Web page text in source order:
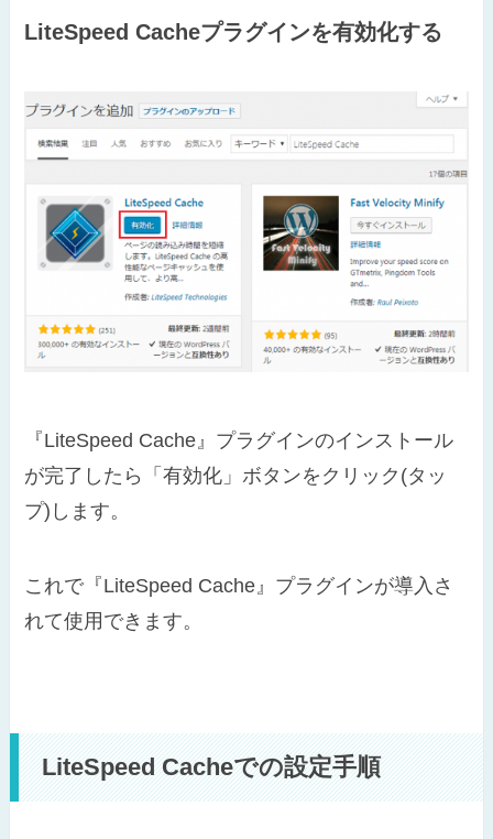
LiteSpeed Cacheプラグインを有効化する
『LiteSpeed Cache』プラグインのインストール
が完了したら「有効化」ボタンをクリック(タッ
プ)します。
これで『LiteSpeed Cache』プラグインが導入さ
れて使用できます。
LiteSpeed Cacheでの設定手順